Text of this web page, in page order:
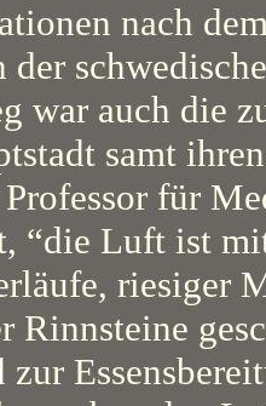
nach
der
war auch die
samt
für
“die Luft ist
riesiger
Rinnsteine